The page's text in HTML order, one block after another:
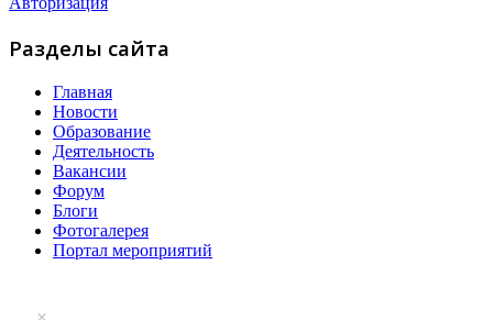
Разделы сайта
Главная
Новости
Образование
Деятельность
Вакансии
Форум
Блоги
Фотогалерея
Портал мероприятий